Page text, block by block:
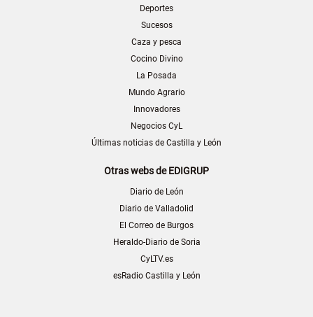
Deportes
Sucesos
Caza y pesca
Cocino Divino
La Posada
Mundo Agrario
Innovadores
Negocios CyL
Últimas noticias de Castilla y León
Otras webs de EDIGRUP
Diario de León
Diario de Valladolid
El Correo de Burgos
Heraldo-Diario de Soria
CyLTV.es
esRadio Castilla y León